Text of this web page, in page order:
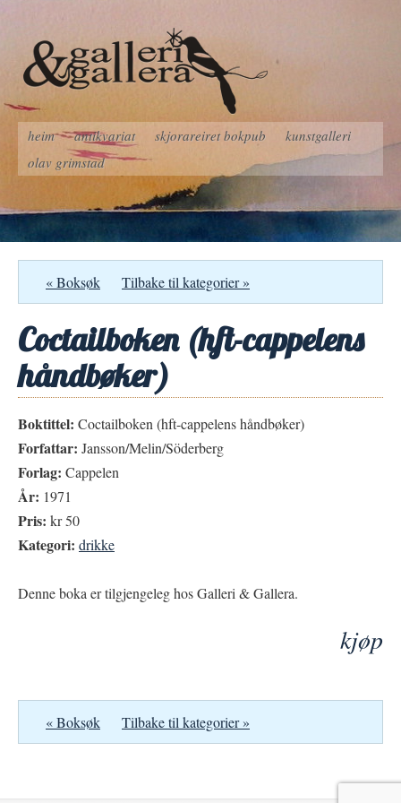
heim antikvariat skjorareiret bokpub
kunstgalleri
olav grimstad
« Boksøk Tilbake til kategorier »
Coctailboken (hft-cappelens
håndbøker)
Boktittel: Coctailboken (hft-cappelens håndbøker)
Forfattar: Jansson/Melin/Söderberg
Forlag: Cappelen
År: 1971
Pris: kr 50
Kategori: drikke
Denne boka er tilgjengeleg hos Galleri & Gallera.
kjøp
« Boksøk Tilbake til kategorier »